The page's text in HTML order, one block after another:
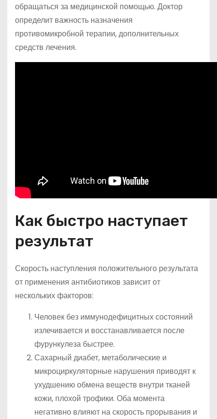
обращаться за медицинской помощью. Доктор
определит важность назначения
противомикробной терапии, дополнительных
средств лечения.
Как быстро наступает
результат
Скорость наступления положительного результата
от применения антибиотиков зависит от
нескольких факторов:
Человек без иммунодефицитных состояний
излечивается и восстанавливается после
фурункулеза быстрее.
Сахарный диабет, метаболические и
микроциркуляторные нарушения приводят к
ухудшению обмена веществ внутри тканей
кожи, плохой трофики. Оба момента
негативно влияют на скорость прорывания и